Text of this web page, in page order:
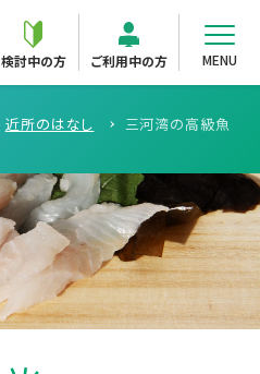
検討中の方 ご利用中の方 MENU
近所のはなし 三河湾の高級魚「メ